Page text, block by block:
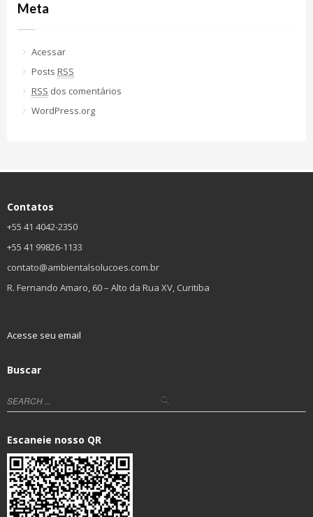
Meta
Acessar
Posts RSS
RSS dos comentários
WordPress.org
Contatos
+55 41 4042-2350
+55 41 99826-1133
contato@ambientalsolucoes.com.br
R. Fernando Amaro, 60 – Alto da Rua XV, Curitiba
Acesse seu email
Buscar
Escaneie nosso QR